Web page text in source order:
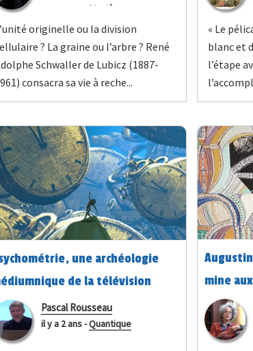
Mystères
originelle ou la division
? La graine ou l’arbre ? René
Schwaller de Lubicz (1887-
consacra sa vie à reche...
« Le
blanc et
l’étape
une archéologie
de la télévision
Pascal Rousseau
il y a 2 ans-Quantique
mine